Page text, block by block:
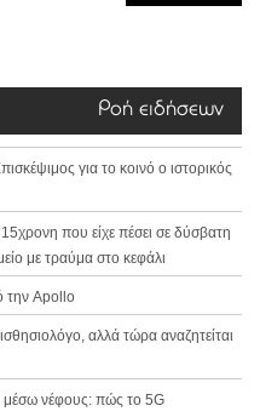
Ροή ειδήσεων
για το κοινό ο ιστορικός
που είχε πέσει σε δύσβατη
με τραύμα στο κεφάλι
την Apollo
αλλά τώρα αναζητείται
μέσω νέφους: πώς το 5G